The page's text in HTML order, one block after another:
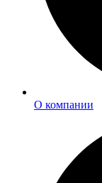
О компании